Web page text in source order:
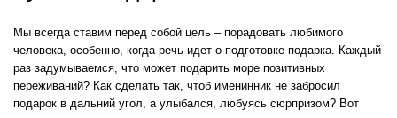
Мы всегда ставим перед собой цель – порадовать любимого
человека, особенно, когда речь идет о подготовке подарка. Каждый
раз задумываемся, что может подарить море позитивных
переживаний? Как сделать так, чтоб именинник не забросил
подарок в дальний угол, а улыбался, любуясь сюрпризом? Вот